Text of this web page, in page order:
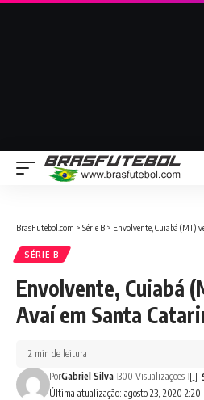
BrasFutebol.com > Série B > Envolvente, Cuiabá (MT)
SÉRIE B
Envolvente, Cuiabá
Avaí em Santa
Última atualização: agosto 23, 2020 2:20
PorGabriel Silva 300 Visualizações
2 min de leitura